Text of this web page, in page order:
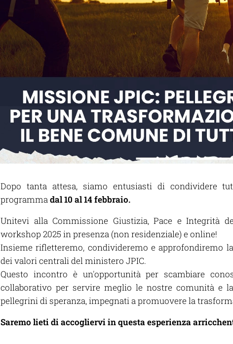
Dopo tanta attesa, siamo entusiasti di condividere
programmadal 10 al 14 febbraio.
Unitevi alla Commissione Giustizia, Pace e Integrità
workshop 2025 in presenza (non residenziale) e online!
Insieme rifletteremo, condivideremo e approfondiremo
dei valori centrali del ministero JPIC.
Questo incontro è un'opportunità per scambiare
collaborativo per servire meglio le nostre comunità e
pellegrini di speranza, impegnati a promuovere la
Saremo lieti di accogliervi in questa esperienza